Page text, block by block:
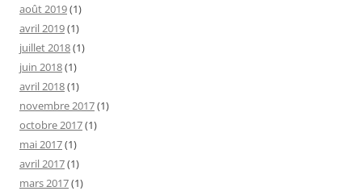
août 2019(1)
avril 2019(1)
juillet 2018(1)
juin 2018(1)
avril 2018(1)
novembre 2017(1)
octobre 2017(1)
mai 2017(1)
avril 2017(1)
mars 2017(1)